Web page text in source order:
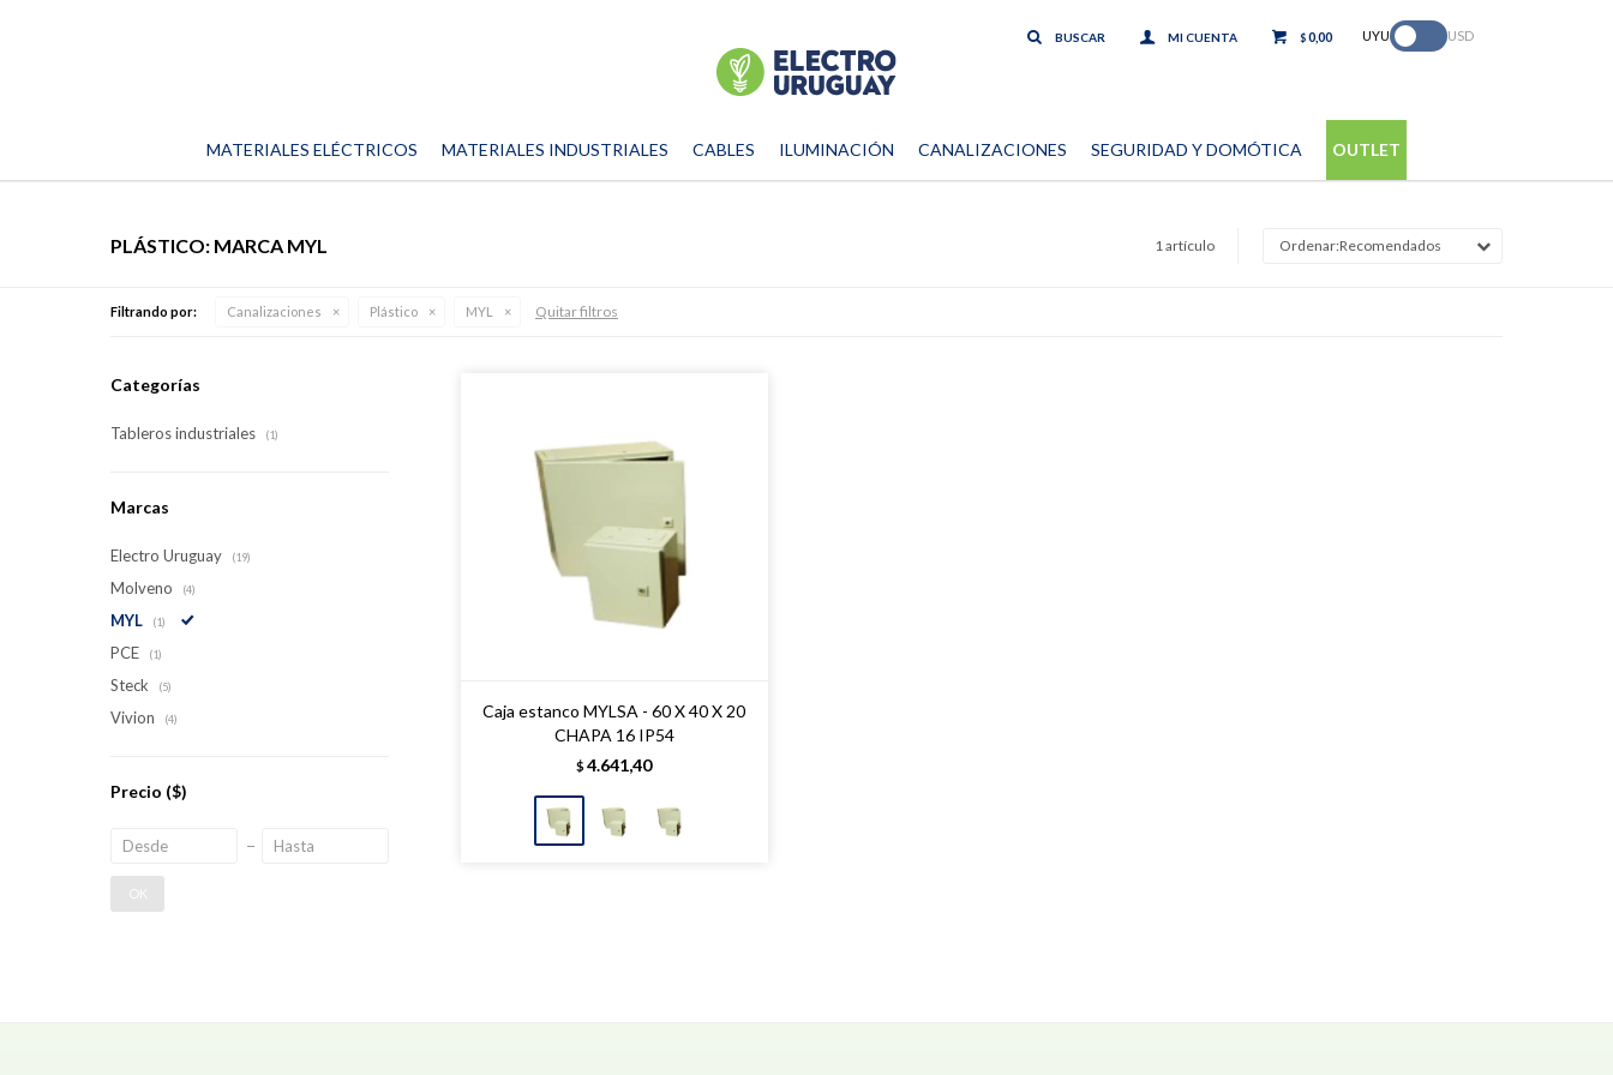
MATERIALES ELÉCTRICOS MATERIALES INDUSTRIALES CABLES ILUMINACIÓN CANALIZACIONES SEGURIDAD Y DOMÓTICA OUTLET
$0,00 UYU USD
1 artículo Recomendados
PLÁSTICO: MARCA MYL
Filtrando por: Canalizaciones Plástico MYL Quitar filtros
Caja estanco MYLSA - 60 X 40 X 20
CHAPA 16 IP54
$ 4.641,40
Categorías
Tableros industriales (1)
Marcas
Electro Uruguay (19)
Molveno (4)
MYL (1)
PCE (1)
Steck (5)
Vivion (4)
Precio ($)
OK